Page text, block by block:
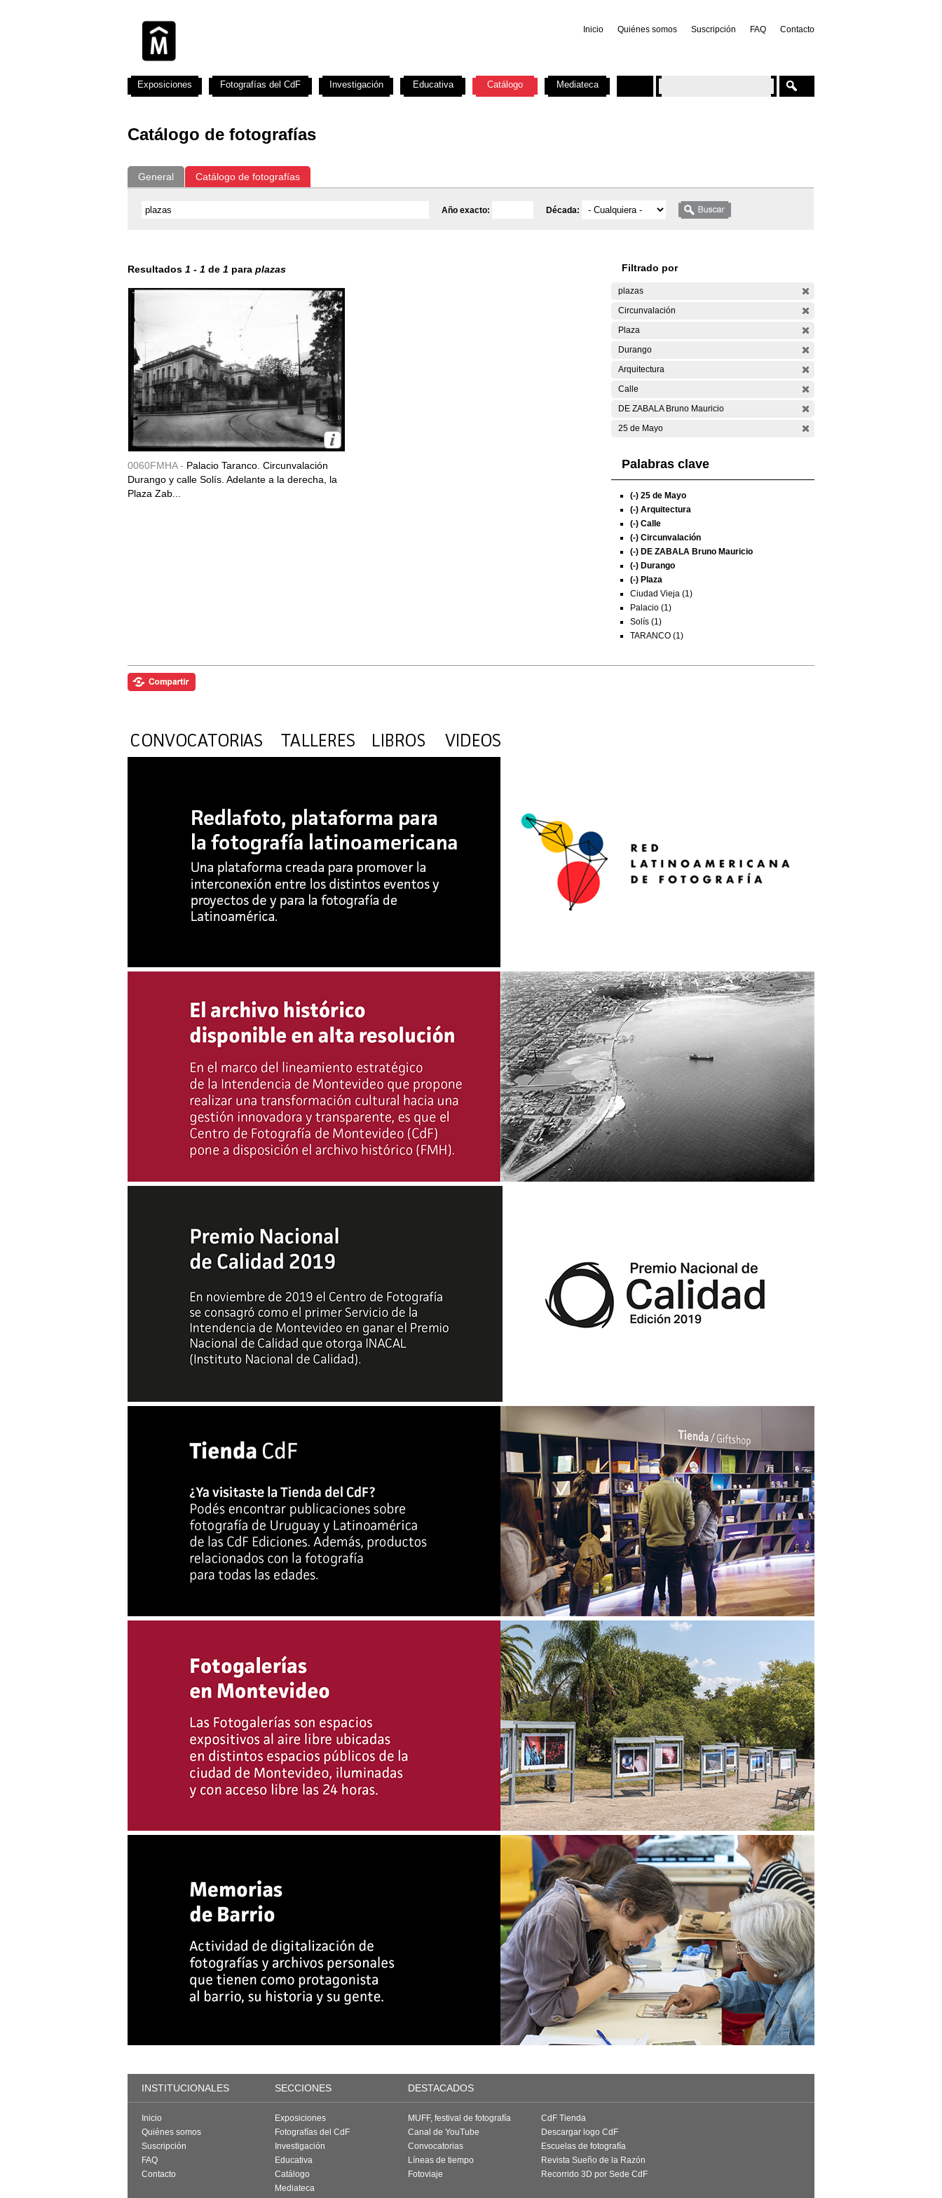
Inicio Quiénes somos Suscripción FAQ Contacto
Catálogo de fotografías
General Catálogo de fotografías
Año exacto: Década:
Resultados 1 - 1 de 1 para plazas
0060FMHA - Palacio Taranco. Circunvalación
Durango y calle Solís. Adelante a la derecha, la
Plaza Zab...
Filtrado por
plazas
Circunvalación
Plaza
Durango
Arquitectura
Calle
DE ZABALA Bruno Mauricio
25 de Mayo
Palabras clave
(-) 25 de Mayo
(-) Arquitectura
(-) Calle
(-) Circunvalación
(-) DE ZABALA Bruno Mauricio
(-) Durango
(-) Plaza
Ciudad Vieja (1)
Palacio (1)
Solís (1)
TARANCO (1)
Exposiciones Fotografías del CdF Investigación Educativa Catálogo Mediateca
INSTITUCIONALES SECCIONES DESTACADOS
Inicio
Quiénes somos
Suscripción
FAQ
Contacto
Exposiciones
Fotografías del CdF
Investigación
Educativa
Catálogo
Mediateca
MUFF, festival de fotografía
Canal de YouTube
Convocatorias
Líneas de tiempo
Fotoviaje
CdF Tienda
Descargar logo CdF
Escuelas de fotografía
Revista Sueño de la Razón
Recorrido 3D por Sede CdF